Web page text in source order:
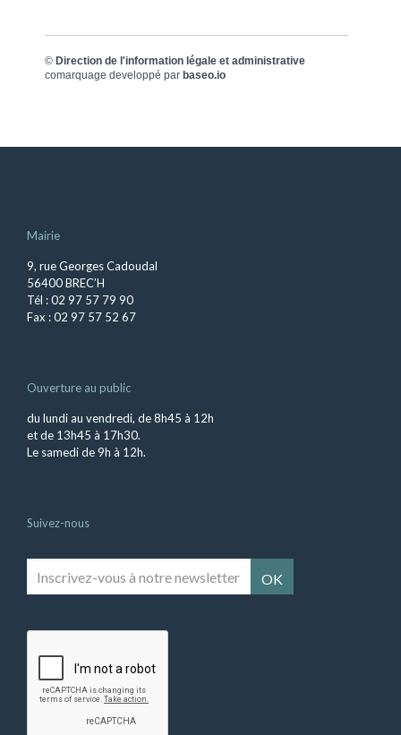
© Direction de l'information légale et administrative
comarquage developpé par baseo.io
Mairie
9, rue Georges Cadoudal
56400 BREC’H
Tél : 02 97 57 79 90
Fax : 02 97 57 52 67
Ouverture au public
du lundi au vendredi, de 8h45 à 12h
et de 13h45 à 17h30.
Le samedi de 9h à 12h.
Suivez-nous
vous
notre